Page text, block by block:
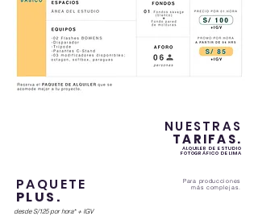
NUESTRAS
TARIFAS.
ALQUILER DE ESTUDIO
FOTOGRÁFICO DE LIMA
PAQUETE
PLUS.
Para producciones
más complejas.
desde S/125 por hora* + IGV